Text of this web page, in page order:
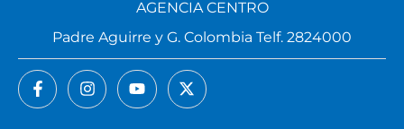
AGENCIA CENTRO
Padre Aguirre y G. Colombia Telf. 2824000